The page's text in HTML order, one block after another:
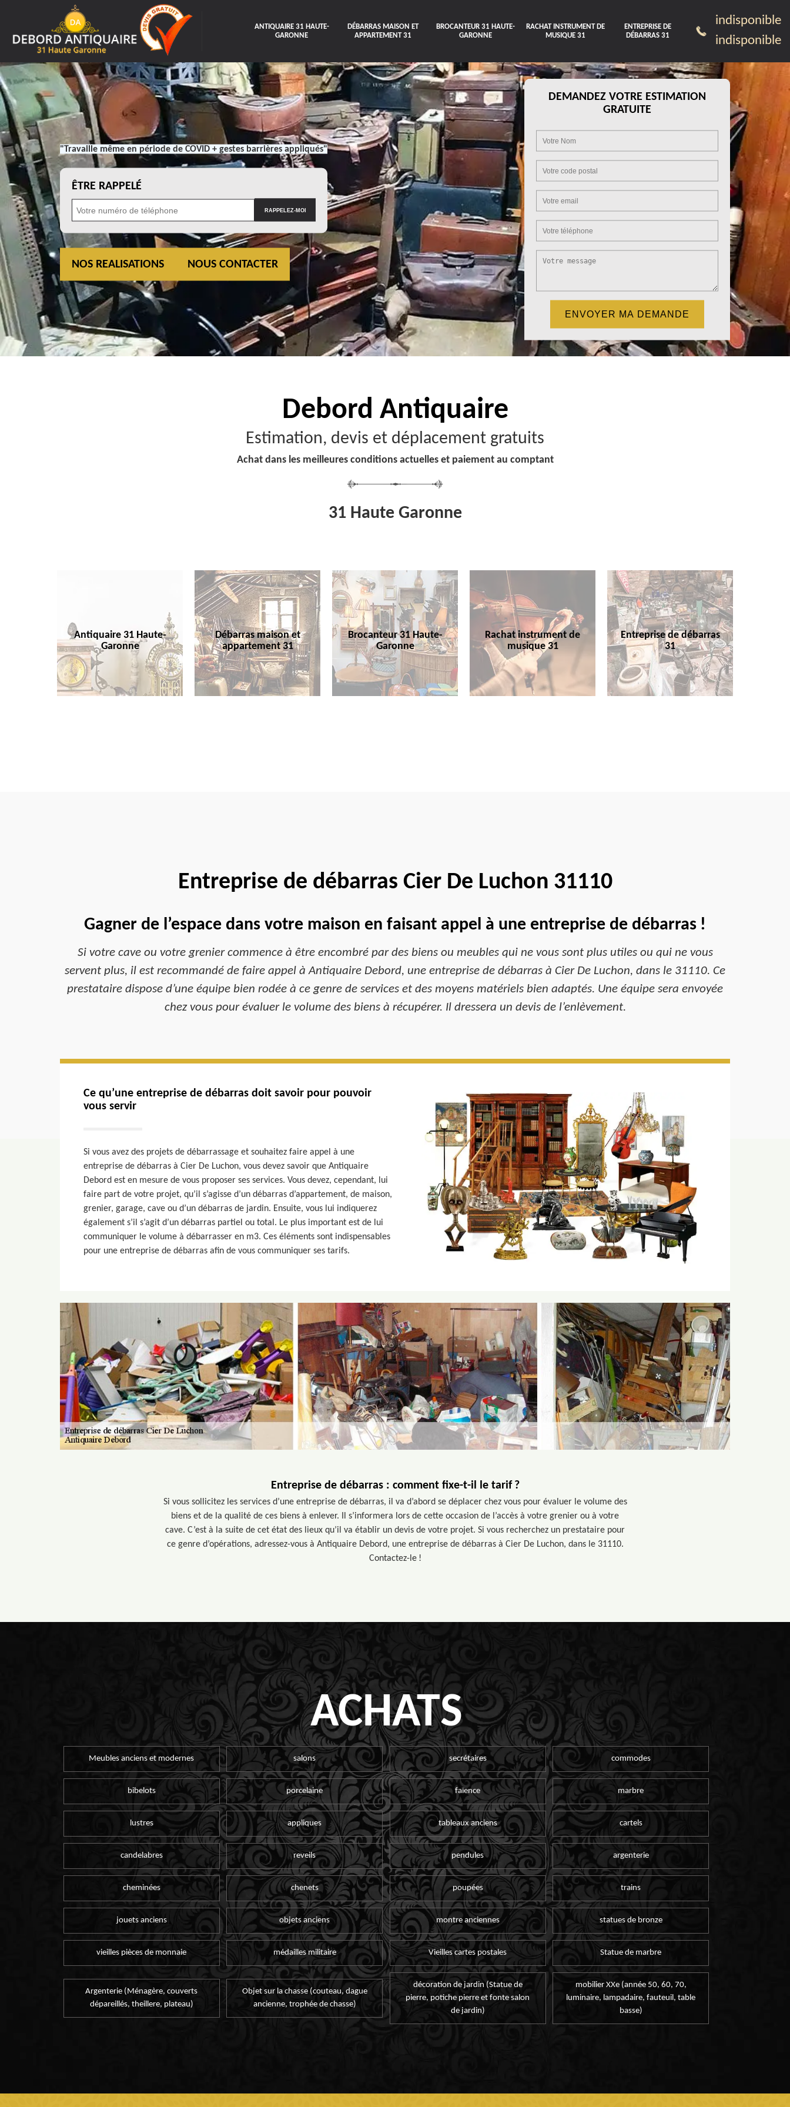
ANTIQUAIRE 31 HAUTE-
GARONNE
DÉBARRAS MAISON ET
APPARTEMENT 31
BROCANTEUR 31 HAUTE-
GARONNE
RACHAT INSTRUMENT DE
MUSIQUE 31
ENTREPRISE DE
DÉBARRAS 31
indisponible
indisponible
"Travaille même en période de COVID + gestes barrières appliqués"
ÊTRE RAPPELÉ
NOS REALISATIONS NOUS CONTACTER
DEMANDEZ VOTRE ESTIMATION
GRATUITE
Debord Antiquaire
Estimation, devis et déplacement gratuits
Achat dans les meilleures conditions actuelles et paiement au comptant
31 Haute Garonne
Antiquaire 31 Haute-
Garonne
Débarras maison et
appartement 31
Brocanteur 31 Haute-
Garonne
Rachat instrument de
musique 31
Entreprise de débarras
31
Entreprise de débarras Cier De Luchon 31110
Gagner de l’espace dans votre maison en faisant appel à une entreprise de débarras !
Si votre cave ou votre grenier commence à être encombré par des biens ou meubles qui ne vous sont plus utiles ou qui ne vous
servent plus, il est recommandé de faire appel à Antiquaire Debord, une entreprise de débarras à Cier De Luchon, dans le 31110. Ce
prestataire dispose d’une équipe bien rodée à ce genre de services et des moyens matériels bien adaptés. Une équipe sera envoyée
chez vous pour évaluer le volume des biens à récupérer. Il dressera un devis de l’enlèvement.
Ce qu’une entreprise de débarras doit savoir pour pouvoir
vous servir
Si vous avez des projets de débarrassage et souhaitez faire appel à une
entreprise de débarras à Cier De Luchon, vous devez savoir que Antiquaire
Debord est en mesure de vous proposer ses services. Vous devez, cependant, lui
faire part de votre projet, qu’il s’agisse d’un débarras d’appartement, de maison,
grenier, garage, cave ou d’un débarras de jardin. Ensuite, vous lui indiquerez
également s’il s’agit d’un débarras partiel ou total. Le plus important est de lui
communiquer le volume à débarrasser en m3. Ces éléments sont indispensables
pour une entreprise de débarras afin de vous communiquer ses tarifs.
Entreprise de débarras : comment fixe-t-il le tarif ?
Si vous sollicitez les services d’une entreprise de débarras, il va d’abord se déplacer chez vous pour évaluer le volume des
biens et de la qualité de ces biens à enlever. Il s’informera lors de cette occasion de l’accès à votre grenier ou à votre
cave. C’est à la suite de cet état des lieux qu’il va établir un devis de votre projet. Si vous recherchez un prestataire pour
ce genre d’opérations, adressez-vous à Antiquaire Debord, une entreprise de débarras à Cier De Luchon, dans le 31110.
Contactez-le !
ACHATS
Meubles anciens et modernes salons secrétaires commodes
bibelots porcelaine faïence marbre
lustres appliques tableaux anciens cartels
candelabres reveils pendules argenterie
cheminées chenets poupées trains
jouets anciens objets anciens montre anciennes statues de bronze
vieilles pièces de monnaie médailles militaire Vieilles cartes postales Statue de marbre
Argenterie (Ménagère, couverts
dépareillés, theillere, plateau)
Objet sur la chasse (couteau, dague
ancienne, trophée de chasse)
décoration de jardin (Statue de
pierre, potiche pierre et fonte salon
de jardin)
mobilier XXe (année 50, 60, 70,
luminaire, lampadaire, fauteuil, table
basse)